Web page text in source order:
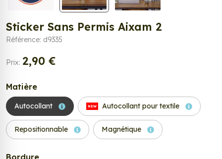
Sticker Sans Permis Aixam 2
Référence: d9335
Prix: 2,90 €
Matière
Autocollant NEW Autocollant pour textile
Repositionnable Magnétique